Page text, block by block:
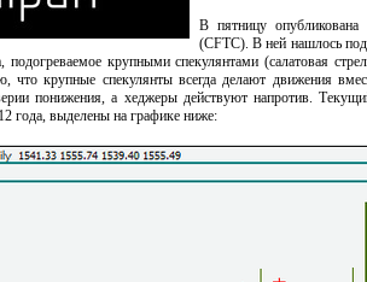
В пятницу
(CFTC). В ней нашлось
подогреваемое крупными спекулянтами (салатовая
что крупные спекулянты всегда делают движения
понижения, а хеджеры действуют напротив.
года, выделены на графике ниже: